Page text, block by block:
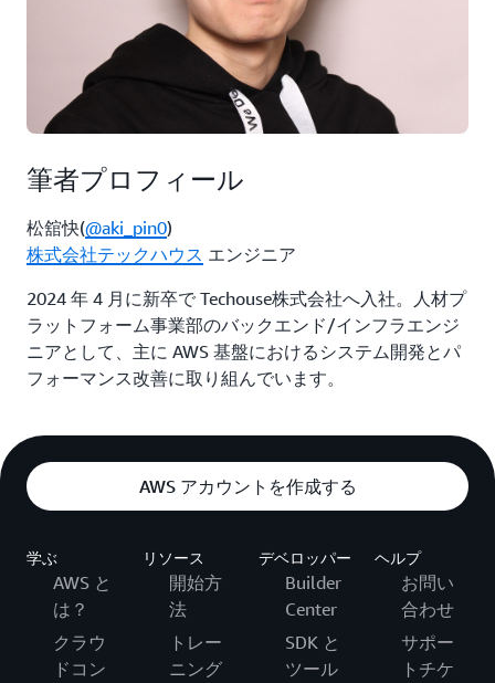
筆者プロフィール
松舘快(@aki_pin0)
株式会社テックハウス エンジニア
2024 年 4 月に新卒で Techouse株式会社へ入社。人材プ
ラットフォーム事業部のバックエンド/インフラエンジ
ニアとして、主に AWS 基盤におけるシステム開発とパ
フォーマンス改善に取り組んでいます。
AWS アカウントを作成する
学ぶ
AWS と
は？
クラウ
ドコン
リソース
開始方
法
トレー
ニング
デベロッパー
Builder
Center
SDK と
ツール
ヘルプ
お問い
合わせ
サポー
トチケ